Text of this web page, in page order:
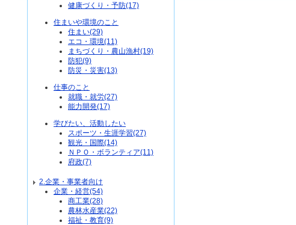
健康づくり・予防(17)
住まいや環境のこと
住まい(29)
エコ・環境(11)
まちづくり・農山漁村(19)
防犯(9)
防災・災害(13)
仕事のこと
就職・就労(27)
能力開発(17)
学びたい、活動したい
スポーツ・生涯学習(27)
観光・国際(14)
ＮＰＯ・ボランティア(11)
府政(7)
2.企業・事業者向け
企業・経営(54)
商工業(28)
農林水産業(22)
福祉・教育(9)